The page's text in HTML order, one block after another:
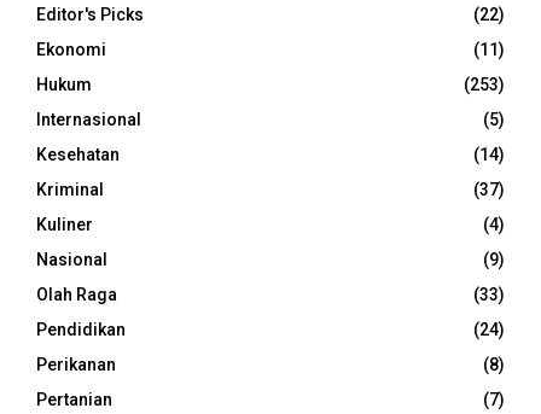
Editor's Picks
(22)
Ekonomi
(11)
Hukum
(253)
Internasional
(5)
Kesehatan
(14)
Kriminal
(37)
Kuliner
(4)
Nasional
(9)
Olah Raga
(33)
Pendidikan
(24)
Perikanan
(8)
Pertanian
(7)